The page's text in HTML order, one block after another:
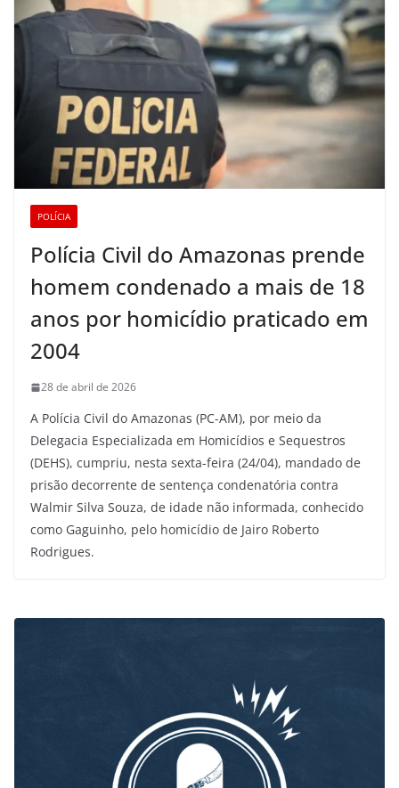
POLÍCIA
Polícia Civil do Amazonas prende
homem condenado a mais de 18
anos por homicídio praticado em
2004
28 de abril de 2026
A Polícia Civil do Amazonas (PC-AM), por meio da
Delegacia Especializada em Homicídios e Sequestros
(DEHS), cumpriu, nesta sexta-feira (24/04), mandado de
prisão decorrente de sentença condenatória contra
Walmir Silva Souza, de idade não informada, conhecido
como Gaguinho, pelo homicídio de Jairo Roberto
Rodrigues.